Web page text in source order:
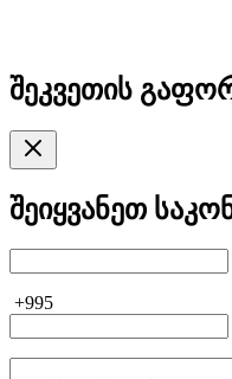
შეკვეთის
შეიყვანეთ
+995